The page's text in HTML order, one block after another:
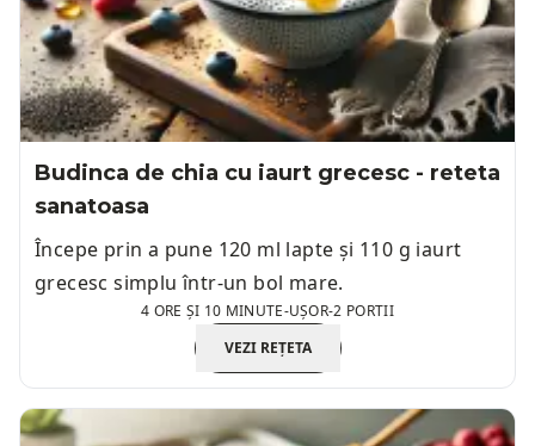
Budinca de chia cu iaurt grecesc - reteta
sanatoasa
Începe prin a pune 120 ml lapte și 110 g iaurt
grecesc simplu într-un bol mare.
4 ORE ȘI 10 MINUTE-UȘOR-2 PORTII
VEZI REȚETA